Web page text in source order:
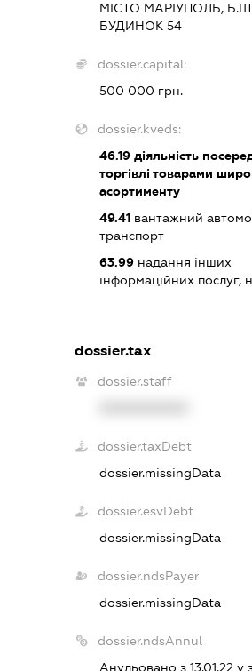
МІСТО МАРІУПОЛЬ,
БУДИНОК 54
dossier.capital:
500 000 грн.
dossier.kveds:
46.19діяльність
торгівлі товарами
асортименту
49.41вантажний
транспорт
63.99надання інших
інформаційних послуг,
dossier.tax
dossier.staff
dossier.taxDebt
dossier.missingData
dossier.esvDebt
dossier.missingData
dossier.ndsPayer
dossier.missingData
dossier.ndsAnnul
Анульовано з 13.01.22 у